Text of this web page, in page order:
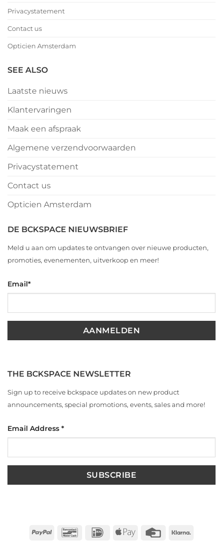
Privacystatement
Contact us
Opticien Amsterdam
SEE ALSO
Laatste nieuws
Klantervaringen
Maak een afspraak
Algemene verzendvoorwaarden
Privacystatement
Contact us
Opticien Amsterdam
DE BCKSPACE NIEUWSBRIEF
Meld u aan om updates te ontvangen over nieuwe producten,
promoties, evenementen, uitverkoop en meer!
Email*
THE BCKSPACE NEWSLETTER
Sign up to receive bckspace updates on new product
announcements, special promotions, events, sales and more!
Email Address *
PayPal Bancontact
IDeal
Apple
Credit
Klarna